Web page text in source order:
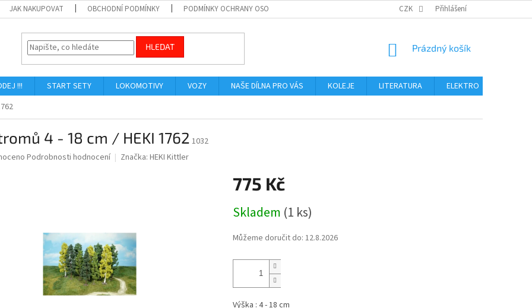
JAK NAKUPOVAT OBCHODNÍ PODMÍNKY PODMÍNKY OCHRANY OSOBNÍCH ÚDAJŮ CZK Přihlášení
HLEDAT
NÁKUPNÍ
Prázdný košík
!!! START SETY LOKOMOTIVY VOZY NAŠE DÍLNA PRO VÁS KOLEJE LITERATURA ELEKTRO
4 - 18 cm / HEKI 1762 1032
Podrobnosti hodnocení Značka: HEKI Kittler
775 Kč
cena:
Skladem (1 ks)
Můžeme doručit do: 12.8.2026
Výška : 4 - 18 cm